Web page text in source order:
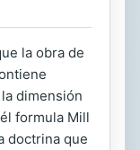
la obra de
dimensión
formula Mill
doctrina que